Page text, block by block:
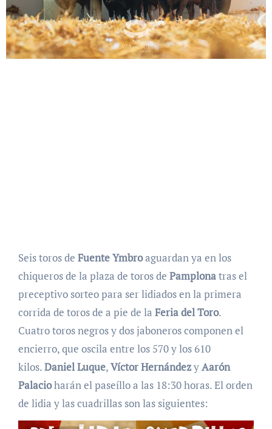
Seis toros de Fuente Ymbroaguardan ya en los
chiqueros de la plaza de toros de Pamplonatras el
preceptivo sorteo para ser lidiados en la primera
corrida de toros de a pie de la Feria del Toro.
Cuatro toros negros y dos jaboneros componen el
encierro, que oscila entre los 570 y los 610
kilos.Daniel Luque,Víctor HernándezyAarón
Palacioharán el paseíllo a las 18:30 horas. El orden
de lidia y las cuadrillas son las siguientes: